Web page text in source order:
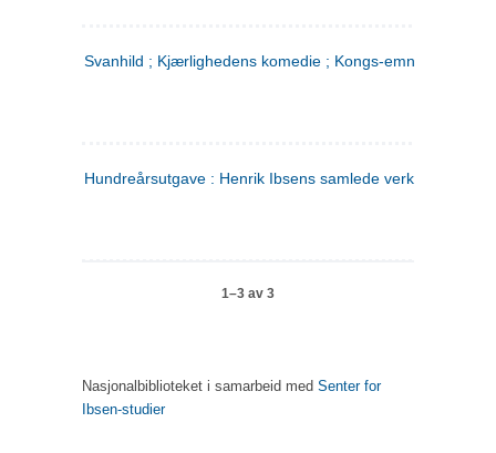
Svanhild ; Kjærlighedens komedie ; Kongs-emnerne
Hundreårsutgave : Henrik Ibsens samlede verker. 4
1–3 av 3
Nasjonalbiblioteket i samarbeid med Senter for
Ibsen-studier